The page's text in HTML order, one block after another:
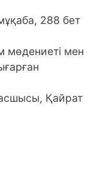
288 бет
мөдениеті мен
Қайрат